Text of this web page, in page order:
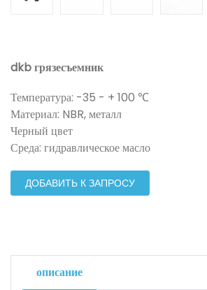
dkb грязесъемник
Температура: -35 - + 100 ℃
Материал: NBR, металл
Черный цвет
Среда: гидравлическое масло
ДОБАВИТЬ К ЗАПРОСУ
описание